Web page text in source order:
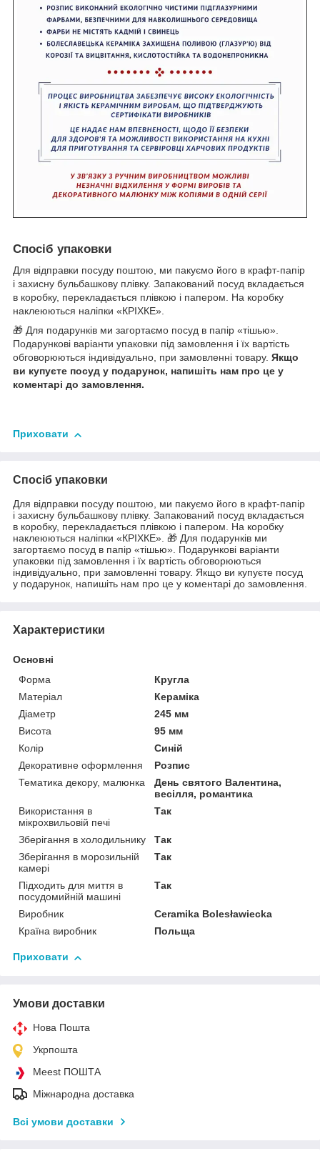
Спосіб упаковки
Для відправки посуду поштою, ми пакуємо його в крафт-папір
і захисну бульбашкову плівку. Запакований посуд вкладається
в коробку, перекладається плівкою і папером. На коробку
наклеюються наліпки «КРІХКЕ».
🎁 Для подарунків ми загортаємо посуд в папір «тішью».
Подарункові варіанти упаковки під замовлення і їх вартість
обговорюються індивідуально, при замовленні товару. Якщо
ви купуєте посуд у подарунок, напишіть нам про це у
коментарі до замовлення.
Приховати
Спосіб упаковки
Для відправки посуду поштою, ми пакуємо його в крафт-папір
і захисну бульбашкову плівку. Запакований посуд вкладається
в коробку, перекладається плівкою і папером. На коробку
наклеюються наліпки «КРІХКЕ». 🎁 Для подарунків ми
загортаємо посуд в папір «тішью». Подарункові варіанти
упаковки під замовлення і їх вартість обговорюються
індивідуально, при замовленні товару. Якщо ви купуєте посуд
у подарунок, напишіть нам про це у коментарі до замовлення.
Характеристики
Основні
Форма
Кругла
Матеріал
Кераміка
Діаметр
245 мм
Висота
95 мм
Колір
Синій
Декоративне оформлення
Розпис
Тематика декору, малюнка
День святого Валентина,
весілля, романтика
Використання в
мікрохвильовій печі
Так
Зберігання в холодильнику
Так
Зберігання в морозильній
камері
Так
Підходить для миття в
посудомийній машині
Так
Виробник
Ceramika Bolesławiecka
Країна виробник
Польща
Приховати
Умови доставки
Нова Пошта
Укрпошта
Meest ПОШТА
Міжнародна доставка
Всі умови доставки